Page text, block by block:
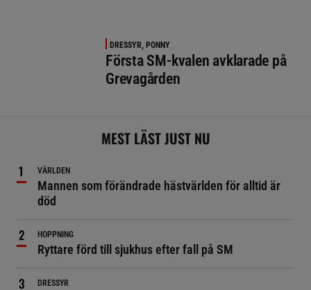
DRESSYR, PONNY
Första SM-kvalen avklarade på
Grevagården
MEST LÄST JUST NU
VÄRLDEN
Mannen som förändrade hästvärlden för alltid är
död
HOPPNING
Ryttare förd till sjukhus efter fall på SM
DRESSYR